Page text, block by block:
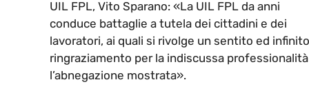
UIL FPL, Vito Sparano: «La UIL FPL da anni
conduce battaglie a tutela dei cittadini e dei
lavoratori, ai quali si rivolge un sentito ed infinito
ringraziamento per la indiscussa
l’abnegazione mostrata».